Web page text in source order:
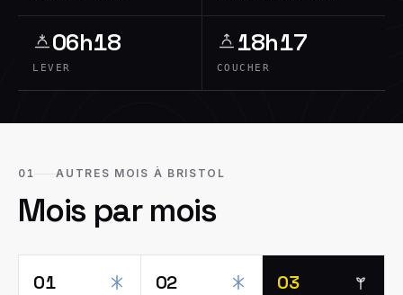
06h18
LEVER
18h17
COUCHER
01 AUTRES MOIS À BRISTOL
Mois par mois
01 02 03